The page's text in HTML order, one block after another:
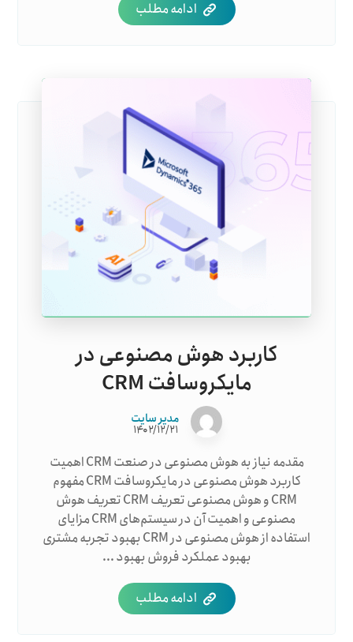
ادامه مطلب
کاربرد هوش مصنوعی در
مایکروسافت CRM
مدیر سایت
۱۴۰۲/۱۲/۲۱
مقدمه نیاز به هوش مصنوعی در صنعت CRM اهمیت
کاربرد هوش مصنوعی در مایکروسافت CRM مفهوم
CRM و هوش مصنوعی تعریف CRM تعریف هوش
مصنوعی و اهمیت آن در سیستم‌های CRM مزایای
استفاده از هوش مصنوعی در CRM بهبود تجربه مشتری
بهبود عملکرد فروش بهبود ...
ادامه مطلب